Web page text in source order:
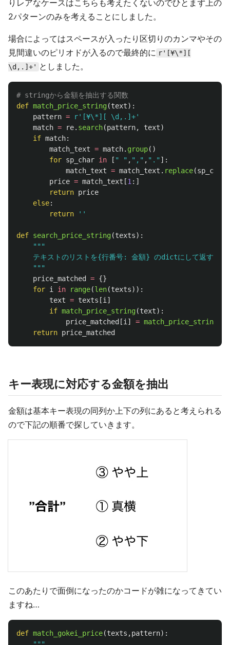
りレアなケースはこちらも考えたくないのでひとまず上の
2パターンのみを考えることにしました。
場合によってはスペースが入ったり区切りのカンマやその
見間違いのピリオドが入るので最終的に r'[¥\*][
\d,.]+' としました。
def match_price_string(text):
pattern = r' [¥\*][ \d,.]+'
match = re. search(pattern, text)
if match:
match_text = match. group()
for sp_char in [ " " , " , " , " . " ]:
match_text = match_text . replace(sp_char
price = match_text [1 :]
return price
else:
return
''
def search_price_string(texts):
"""
    テキストのリストを{行番号: 金額} のdictにして返す
"""
price_matched
= {}
for i in range(len(texts)):
text = texts [i ]
if match_price_string(text):
price_matched [i ] = match_price_string
return price_matched
キー表現に対応する金額を抽出
金額は基本キー表現の同列か上下の列にあると考えられる
ので下記の順番で探していきます。
このあたりで面倒になったのかコードが雑になってきてい
ますね…
def match_gokei_price(texts ,pattern):